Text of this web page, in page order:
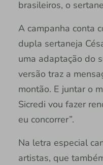
brasileiros, o
A campanha conta
dupla sertaneja
uma adaptação do
versão traz a
montão. E juntar o
Sicredi vou fazer
eu concorrer”.
Na letra especial
artistas, que